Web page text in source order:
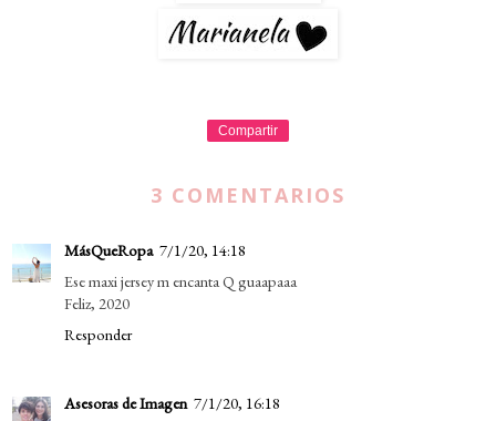
Compartir
3 COMENTARIOS
MásQueRopa 7/1/20, 14:18
Ese maxi jersey m encanta Q guaapaaa
Feliz, 2020
Responder
Asesoras de Imagen 7/1/20, 16:18